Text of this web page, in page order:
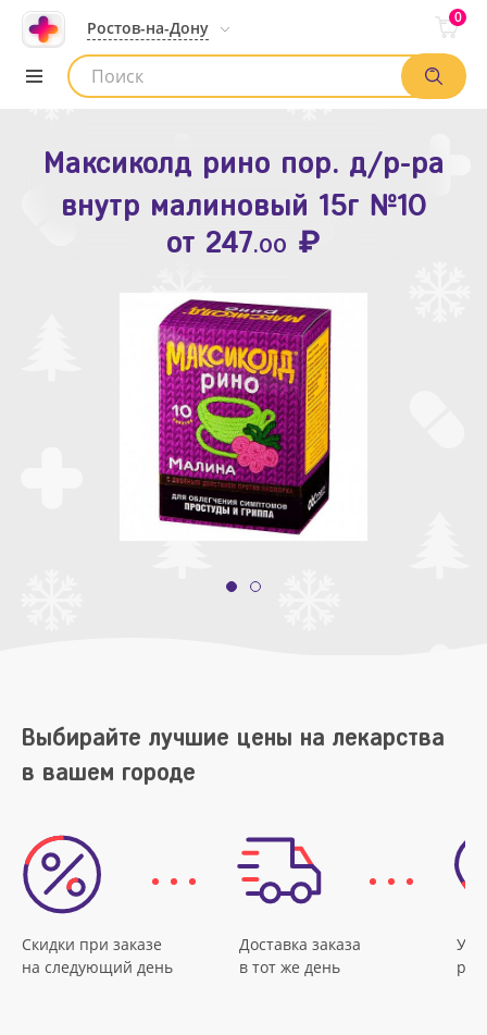
Ростов-на-Дону
0
Список аптек
Максиколд рино пор. д/р-ра
внутр малиновый 15г №10
от 247.00 ₽
Зодак таб. п.п.о. 10мг №10
от109.80 ₽
Выбирайте лучшие цены на лекарства
в вашем городе
Скидки при заказе
на следующий день
Доставка заказа
в тот же день